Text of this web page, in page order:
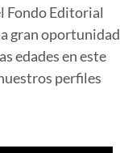
Fondo Editorial
gran oportunidad
edades en este
perfiles